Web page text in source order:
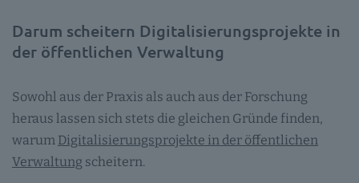
Darum scheitern Digitalisierungsprojekte in
der öffentlichen Verwaltung
Sowohl aus der Praxis als auch aus der Forschung
heraus lassen sich stets die gleichen Gründe finden,
warum Digitalisierungsprojekte in der öffentlichen
Verwaltung scheitern.